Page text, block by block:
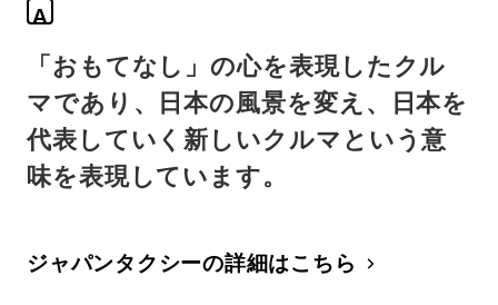
A
「おもてなし」の心を表現したクル
マであり、日本の風景を変え、日本を
代表していく新しいクルマという意
味を表現しています。
ジャパンタクシーの詳細はこちら